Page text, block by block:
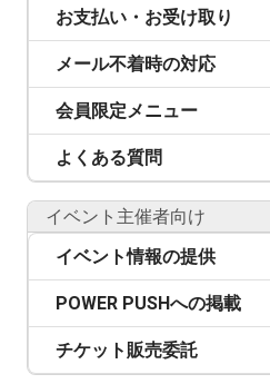
お支払い・お受け取り
メール不着時の対応
会員限定メニュー
よくある質問
イベント主催者向け
イベント情報の提供
POWER PUSHへの掲載
チケット販売委託